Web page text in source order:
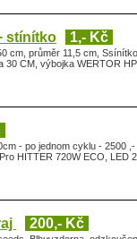
stínítko 1,- Kč
cm, průměr 11,5 cm,
30 CM, výbojka WERTOR
- po jednom cyklu - 2500
HITTER 720W ECO, LED
200,- Kč